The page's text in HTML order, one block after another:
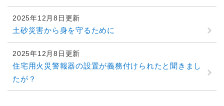
2025年12月8日更新
土砂災害から身を守るために
2025年12月8日更新
住宅用火災警報器の設置が義務付けられたと聞きまし
たが？